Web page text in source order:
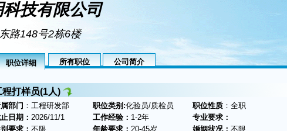
技有限公司
路148号2栋6楼
职位详细 所有职位 公司简介
程打样员(1人)
部门 ：工程研发部 职位类别:化验员/质检员 职位性质 ：全职
日期： 2026/11/1 工作经验： 1-2年 专业要求：
要求： 不限 年龄要求： 20-45岁 婚姻状况： 不限